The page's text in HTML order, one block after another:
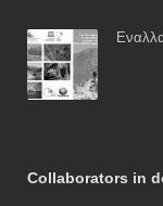
Collaborators in